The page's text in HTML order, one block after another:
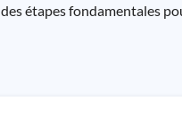
étapes fondamentales